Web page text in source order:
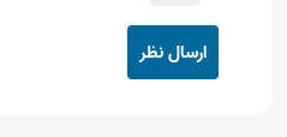
ارسال نظر